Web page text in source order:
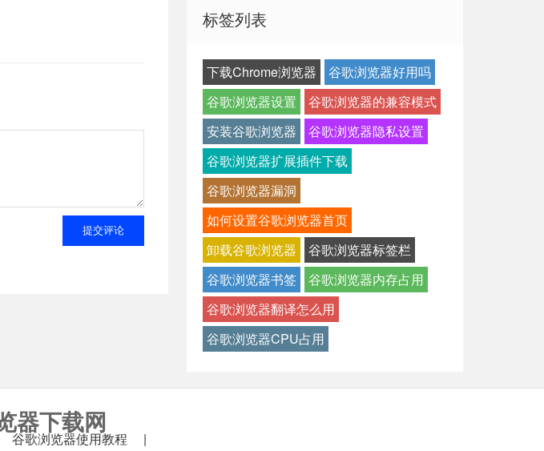
提交评论
标签列表
下载Chrome浏览器
谷歌浏览器好用吗
谷歌浏览器设置
谷歌浏览器的兼容模式
安装谷歌浏览器
谷歌浏览器隐私设置
谷歌浏览器扩展插件下载
谷歌浏览器漏洞
如何设置谷歌浏览器首页
卸载谷歌浏览器
谷歌浏览器标签栏
谷歌浏览器书签
谷歌浏览器内存占用
谷歌浏览器翻译怎么用
谷歌浏览器CPU占用
器下载网
谷歌浏览器使用教程